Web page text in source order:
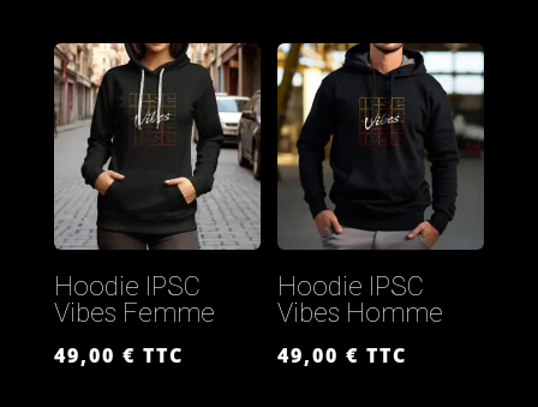
Hoodie IPSC
Vibes Femme
49,00 € TTC
Hoodie IPSC
Vibes Homme
49,00€ TTC